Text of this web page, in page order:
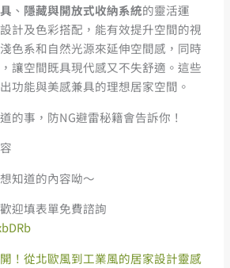
、 隱藏與開放式收納系統的靈活運
計及色彩搭配，能有效提升空間的視
色系和自然光源來延伸空間感，同時
讓空間既具現代感又不失舒適。這些
功能與美感兼具的理想居家空間。
的事，防NG避雷秘籍會告訴你！
知道的內容呦～
迎填表單免費諮詢
！從北歐風到工業風的居家設計靈感